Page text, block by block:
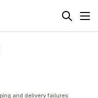
and delivery failures